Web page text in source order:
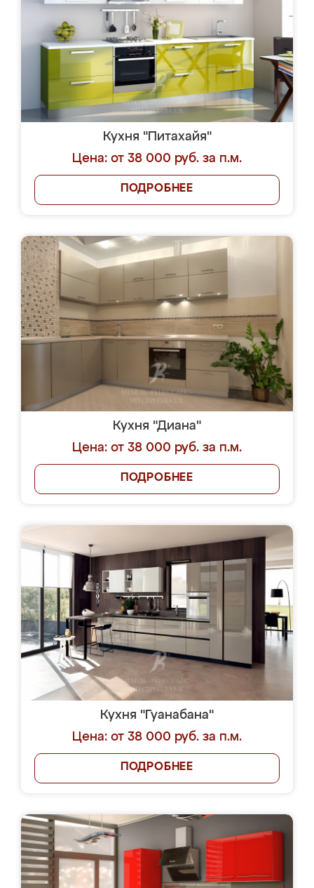
Кухня "Питахайя"
Цена: от 38 000 руб. за п.м.
ПОДРОБНЕЕ
Кухня "Диана"
Цена: от 38 000 руб. за п.м.
ПОДРОБНЕЕ
Кухня "Гуанабана"
Цена: от 38 000 руб. за п.м.
ПОДРОБНЕЕ